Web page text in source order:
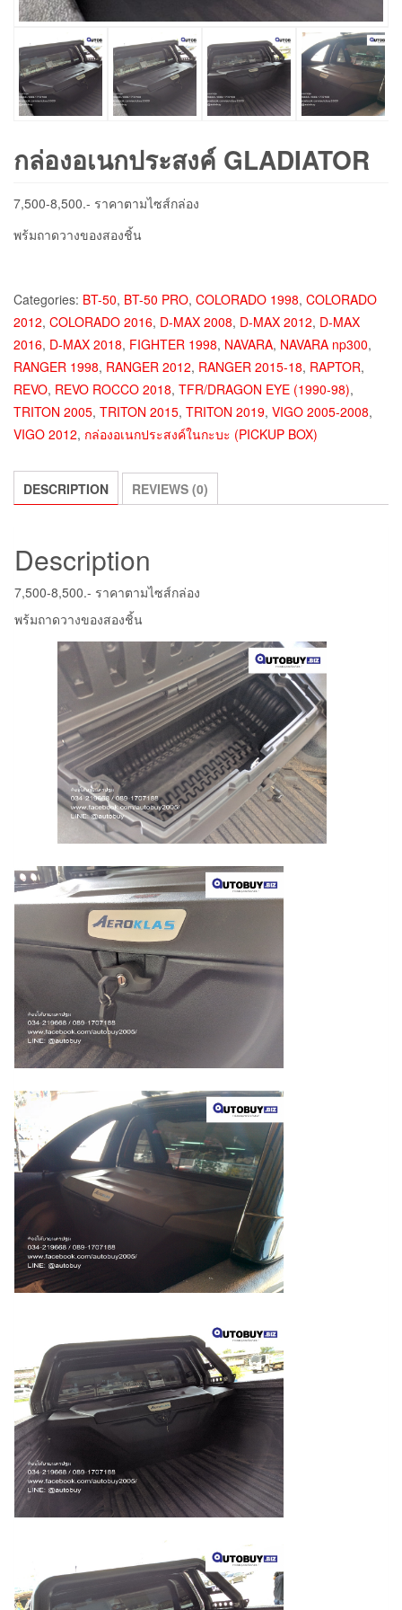
กล่องอเนกประสงค์ GLADIATOR
7,500-8,500.- ราคาตามไซส์กล่อง
พร้มถาดวางของสองชิ้น
Categories: BT-50, BT-50 PRO, COLORADO 1998, COLORADO
2012, COLORADO 2016, D-MAX 2008, D-MAX 2012, D-MAX
2016, D-MAX 2018, FIGHTER 1998, NAVARA, NAVARA np300,
RANGER 1998, RANGER 2012, RANGER 2015-18, RAPTOR,
REVO, REVO ROCCO 2018, TFR/DRAGON EYE (1990-98),
TRITON 2005, TRITON 2015, TRITON 2019, VIGO 2005-2008,
VIGO 2012, กล่องอเนกประสงค์ในกะบะ (PICKUP BOX)
DESCRIPTION REVIEWS (0)
Description
7,500-8,500.- ราคาตามไซส์กล่อง
พร้มถาดวางของสองชิ้น